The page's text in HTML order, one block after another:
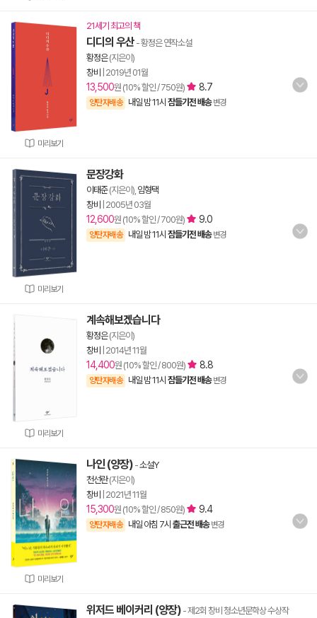
미리보기
21세기 최고의 책
디디의 우산 - 황정은 연작소설
황정은(지은이)
창비
2019년 01월
13,500원 (10% 할인 / 750원) 8.7
양탄자배송 내일 밤 11시 잠들기전 배송 변경
미리보기
문장강화
이태준(지은이), 임형택
창비
2005년 03월
12,600원 (10% 할인 / 700원) 9.0
양탄자배송 내일 밤 11시 잠들기전 배송 변경
미리보기
계속해보겠습니다
황정은(지은이)
창비
2014년 11월
14,400원 (10% 할인 / 800원) 8.8
양탄자배송 내일 밤 11시 잠들기전 배송 변경
미리보기
나인 (양장) -소설Y
천선란(지은이)
창비
2021년 11월
15,300원 (10% 할인 / 850원) 9.4
양탄자배송 내일 아침 7시 출근전 배송 변경
위저드 베이커리 (양장) - 제2회 창비 청소년문학상 수상작